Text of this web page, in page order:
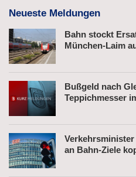
Neueste Meldungen
Bahn stockt
München-Laim
Bußgeld nach
Teppichmesser
an Bahn-Ziele